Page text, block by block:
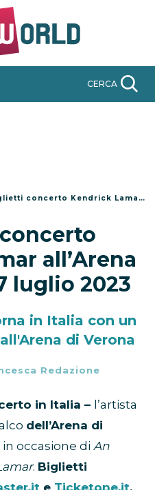
CERCA
concerto Kendrick Lamar all’Arena di Verona, 17 luglio 2023
all’Arena
luglio 2023
in Italia con un
di Verona
Redazione
in Italia – l’artista
dell’Arena di
in occasione di An
. Biglietti